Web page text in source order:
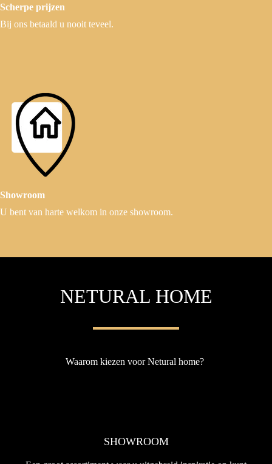
Scherpe prijzen
Bij ons betaald u nooit teveel.
Showroom
U bent van harte welkom in onze showroom.
NETURAL HOME
Waarom kiezen voor Netural home?
SHOWROOM